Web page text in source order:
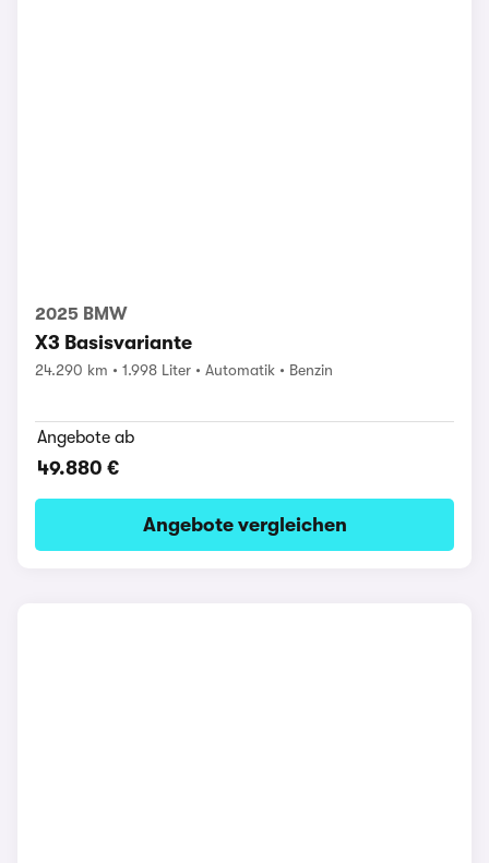
2025 BMW
X3 Basisvariante
24.290 km 1.998 Liter Automatik Benzin
Angebote ab
49.880 €
Angebote vergleichen